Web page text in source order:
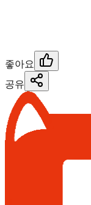
좋아요
공유